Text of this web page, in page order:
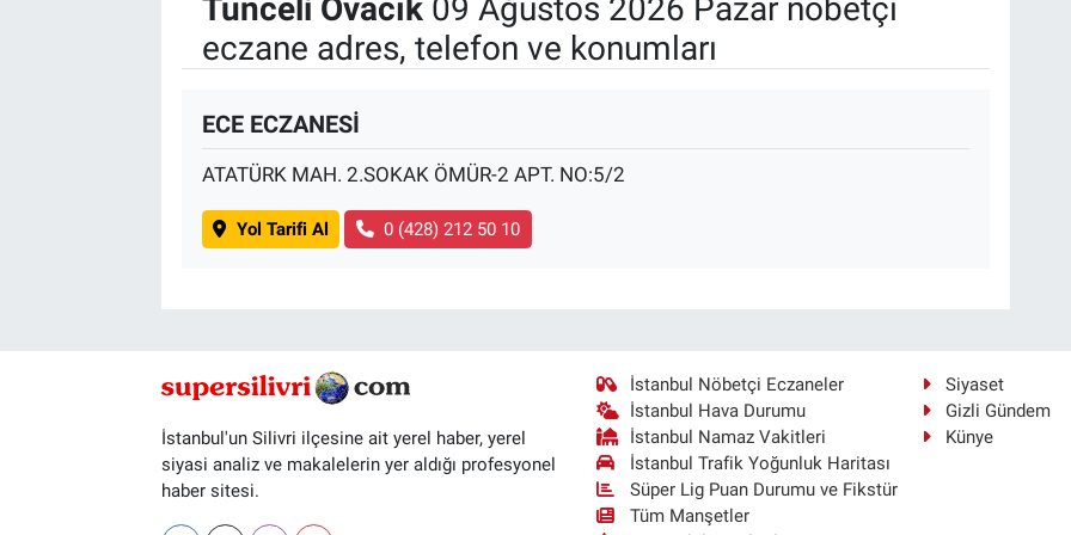
Tunceli Ovacık09 Ağustos 2026 Pazar nöbetçi
eczane adres, telefon ve konumları
ECE ECZANESİ
ATATÜRK MAH. 2.SOKAK ÖMÜR-2 APT. NO:5/2
Yol Tarifi Al 0 (428) 212 50 10
İstanbul'un Silivri ilçesine ait yerel haber, yerel
siyasi analiz ve makalelerin yer aldığı profesyonel
haber sitesi.
İstanbul Nöbetçi Eczaneler
İstanbul Hava Durumu
İstanbul Namaz Vakitleri
İstanbul Trafik Yoğunluk Haritası
Süper Lig Puan Durumu ve Fikstür
Tüm Manşetler
Siyaset
Gizli Gündem
Künye